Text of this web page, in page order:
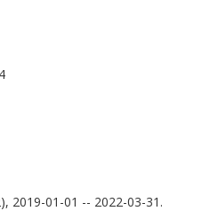
2019-01-01 -- 2022-03-31.